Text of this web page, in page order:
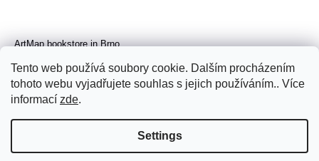
Tento web používá soubory cookie. Dalším procházením
tohoto webu vyjadřujete souhlas s jejich používáním.. Více
informací zde.
Settings
ArtMap bookstore in Brno
Brno, Radnická 4
Tue–Fri 11–19 h
Sat 14–19 h